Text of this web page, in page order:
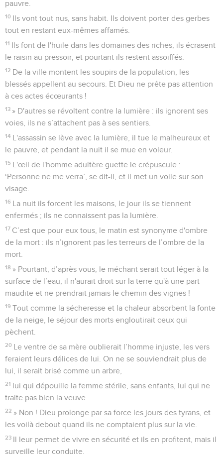
pauvre.
10 Ils vont tout nus, sans habit. Ils doivent porter des gerbes
tout en restant eux-mêmes affamés.
11 Ils font de l'huile dans les domaines des riches, ils écrasent
le raisin au pressoir, et pourtant ils restent assoiffés.
12 De la ville montent les soupirs de la population, les
blessés appellent au secours. Et Dieu ne prête pas attention
à ces actes écœurants !
13 » D'autres se révoltent contre la lumière : ils ignorent ses
voies, ils ne s’attachent pas à ses sentiers.
14 L'assassin se lève avec la lumière, il tue le malheureux et
le pauvre, et pendant la nuit il se mue en voleur.
15 L'œil de l'homme adultère guette le crépuscule :
‘Personne ne me verra’, se dit-il, et il met un voile sur son
visage.
16 La nuit ils forcent les maisons, le jour ils se tiennent
enfermés ; ils ne connaissent pas la lumière.
17 C’est que pour eux tous, le matin est synonyme d'ombre
de la mort : ils n’ignorent pas les terreurs de l’ombre de la
mort.
18 » Pourtant, d’après vous, le méchant serait tout léger à la
surface de l’eau, il n'aurait droit sur la terre qu'à une part
maudite et ne prendrait jamais le chemin des vignes !
19 Tout comme la sécheresse et la chaleur absorbent la fonte
de la neige, le séjour des morts engloutirait ceux qui
pèchent.
20 Le ventre de sa mère oublierait l’homme injuste, les vers
feraient leurs délices de lui. On ne se souviendrait plus de
lui, il serait brisé comme un arbre,
21 lui qui dépouille la femme stérile, sans enfants, lui qui ne
traite pas bien la veuve.
22 » Non ! Dieu prolonge par sa force les jours des tyrans, et
les voilà debout quand ils ne comptaient plus sur la vie.
23 Il leur permet de vivre en sécurité et ils en profitent, mais il
surveille leur conduite.